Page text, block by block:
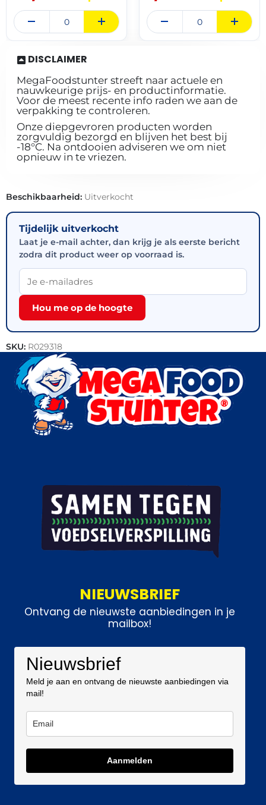
DISCLAIMER
MegaFoodstunter streeft naar actuele en
nauwkeurige prijs- en productinformatie.
Voor de meest recente info raden we aan de
verpakking te controleren.
Onze diepgevroren producten worden
zorgvuldig bezorgd en blijven het best bij
-18°C. Na ontdooien adviseren we om niet
opnieuw in te vriezen.
Beschikbaarheid: Uitverkocht
Tijdelijk uitverkocht
Laat je e-mail achter, dan krijg je als eerste bericht
zodra dit product weer op voorraad is.
Hou me op de hoogte
SKU: R029318
Categorie: Outlet
NIEUWSBRIEF
Ontvang de nieuwste aanbiedingen in je
mailbox!
Nieuwsbrief
Meld je aan en ontvang de nieuwste aanbiedingen via
mail!
Aanmelden